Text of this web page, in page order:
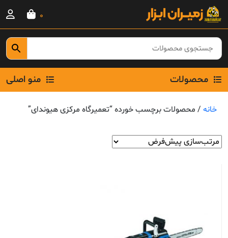
Skip
content
0
محصولات منو اصلی
خانه / محصولات برچسب خورده “تعمیرگاه مرکزی هیوندای”